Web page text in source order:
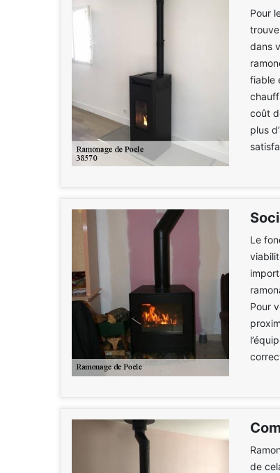
Pour
dans
fiable
coût
plus
Le
Pour
de